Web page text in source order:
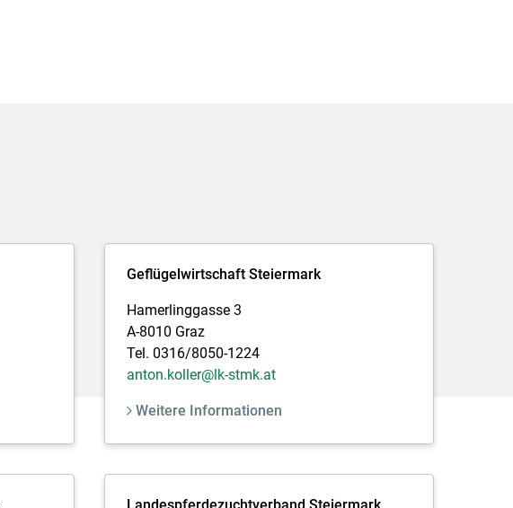
Geflügelwirtschaft Steiermark
Hamerlinggasse 3
A-8010 Graz
Tel. 0316/8050-1224
anton.koller@lk-stmk.at
Weitere Informationen